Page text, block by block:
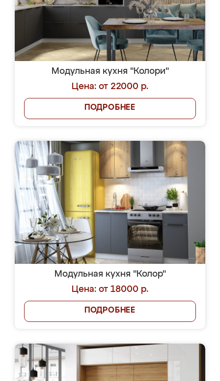
Модульная кухня "Колори"
Цена: от 22000 р.
ПОДРОБНЕЕ
Модульная кухня "Колор"
Цена: от 18000 р.
ПОДРОБНЕЕ